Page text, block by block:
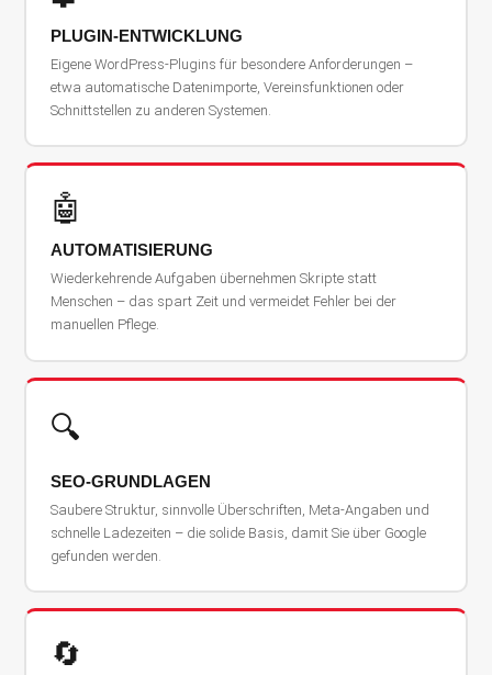
PLUGIN-ENTWICKLUNG
Eigene WordPress-Plugins für besondere Anforderungen –
etwa automatische Datenimporte, Vereinsfunktionen oder
Schnittstellen zu anderen Systemen.
🤖
AUTOMATISIERUNG
Wiederkehrende Aufgaben übernehmen Skripte statt
Menschen – das spart Zeit und vermeidet Fehler bei der
manuellen Pflege.
🔍
SEO-GRUNDLAGEN
Saubere Struktur, sinnvolle Überschriften, Meta-Angaben und
schnelle Ladezeiten – die solide Basis, damit Sie über Google
gefunden werden.
🔄